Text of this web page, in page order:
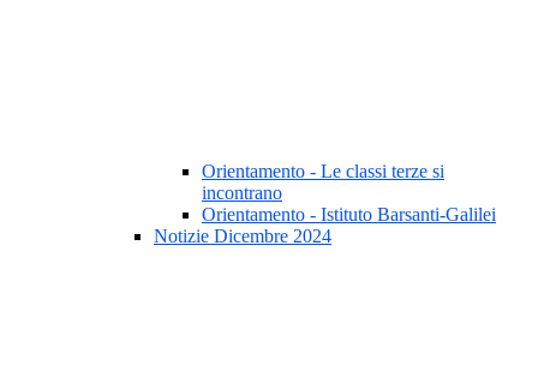
Orientamento - Le classi terze si
incontrano
Orientamento - Istituto Barsanti-Galilei
Notizie Dicembre 2024